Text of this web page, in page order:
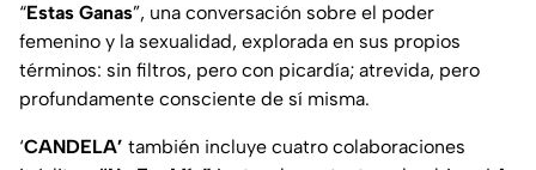
“Estas Ganas”, una conversación sobre el poder
femenino y la sexualidad, explorada en sus propios
términos: sin filtros, pero con picardía; atrevida, pero
profundamente consciente de sí misma.
‘CANDELA’ también incluye cuatro colaboraciones